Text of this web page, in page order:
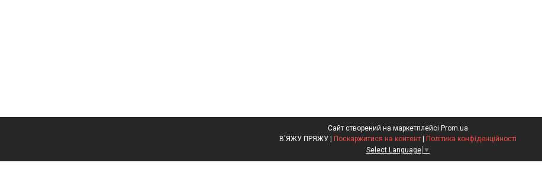
Сайт створений на маркетплейсі Prom.ua
Поскаржитися на контент
Політика конфіденційності
Select Language ▼